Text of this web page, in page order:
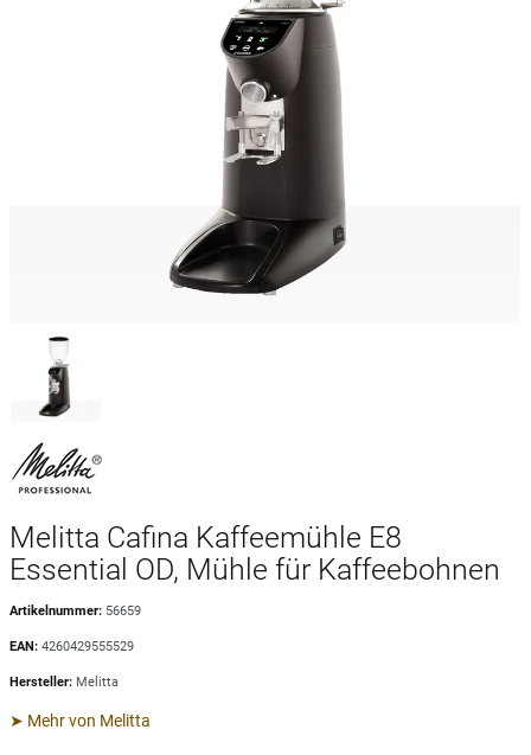
Melitta Cafina Kaffeemühle E8
Essential OD, Mühle für Kaffeebohnen
Artikelnummer: 56659
EAN: 4260429555529
Hersteller: Melitta
➤ Mehr von Melitta